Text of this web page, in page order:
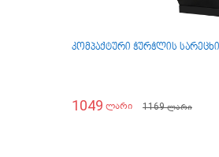
კომპაქტური ჭურჭლის სარეცხი
1049 ლარი 1169ლარი